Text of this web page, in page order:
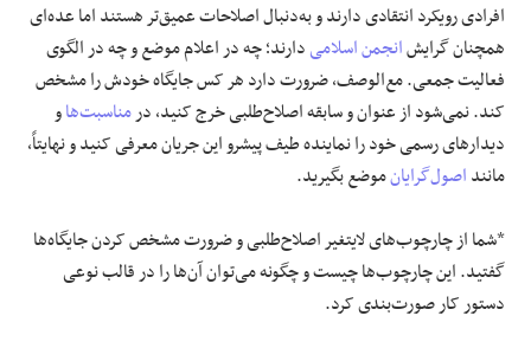
افرادی رویکرد انتقادی دارند و به‌دنبال اصلاحات عمیق‌تر هستند اما عده‌ای
همچنان گرایشانجمن اسلامیدارند؛ چه در اعلام موضع و چه در الگوی
فعالیت جمعی. مع‌الوصف، ضرورت دارد هر کس جایگاه خودش را مشخص
کند. نمی‌شود از عنوان و سابقه اصلاح‌طلبی خرج کنید، درمناسبت‌هاو
دیدارهای رسمی خود را نماینده طیف پیشرو این جریان معرفی کنید و نهایتاً،
ماننداصول‌گرایانموضع بگیرید.
*شما از چارچوب‌های لایتغیر اصلاح‌طلبی و ضرورت مشخص کردن جایگاه‌ها
گفتید. این چارچوب‌ها چیست و چگونه می‌توان آن‌ها را در قالب نوعی
دستور کار صورت‌بندی کرد.